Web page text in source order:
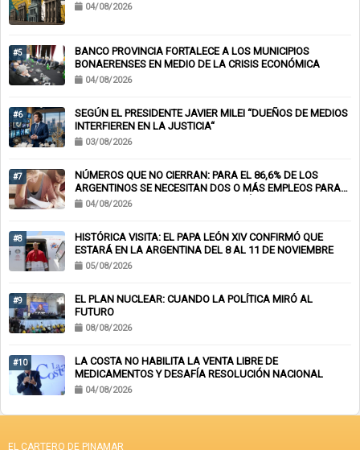
04/08/2026
#5
BANCO PROVINCIA FORTALECE A LOS MUNICIPIOS
BONAERENSES EN MEDIO DE LA CRISIS ECONÓMICA
04/08/2026
#6
SEGÚN EL PRESIDENTE JAVIER MILEI “DUEÑOS DE MEDIOS
INTERFIEREN EN LA JUSTICIA“
03/08/2026
#7
NÚMEROS QUE NO CIERRAN: PARA EL 86,6% DE LOS
ARGENTINOS SE NECESITAN DOS O MÁS EMPLEOS PARA
LLEGAR A FIN DE MES Y EL 62% TOMÓ DEUDA PARA
04/08/2026
#8
HISTÓRICA VISITA: EL PAPA LEÓN XIV CONFIRMÓ QUE
ESTARÁ EN LA ARGENTINA DEL 8 AL 11 DE NOVIEMBRE
05/08/2026
#9
EL PLAN NUCLEAR: CUANDO LA POLÍTICA MIRÓ AL
FUTURO
08/08/2026
#10
LA COSTA NO HABILITA LA VENTA LIBRE DE
MEDICAMENTOS Y DESAFÍA RESOLUCIÓN NACIONAL
04/08/2026
EL CARTERO DE PINAMAR